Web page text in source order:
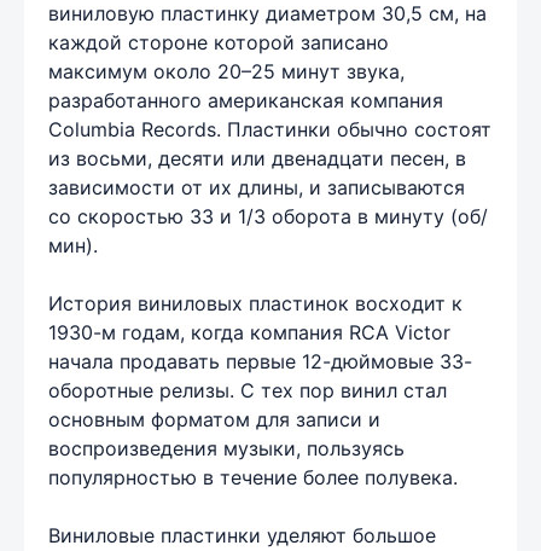
виниловую пластинку диаметром 30,5 см, на
каждой стороне которой записано
максимум около 20–25 минут звука,
разработанного американская компания
Columbia Records. Пластинки обычно состоят
из восьми, десяти или двенадцати песен, в
зависимости от их длины, и записываются
со скоростью 33 и 1/3 оборота в минуту (об/
мин).
История виниловых пластинок восходит к
1930-м годам, когда компания RCA Victor
начала продавать первые 12-дюймовые 33-
оборотные релизы. С тех пор винил стал
основным форматом для записи и
воспроизведения музыки, пользуясь
популярностью в течение более полувека.
Виниловые пластинки уделяют большое